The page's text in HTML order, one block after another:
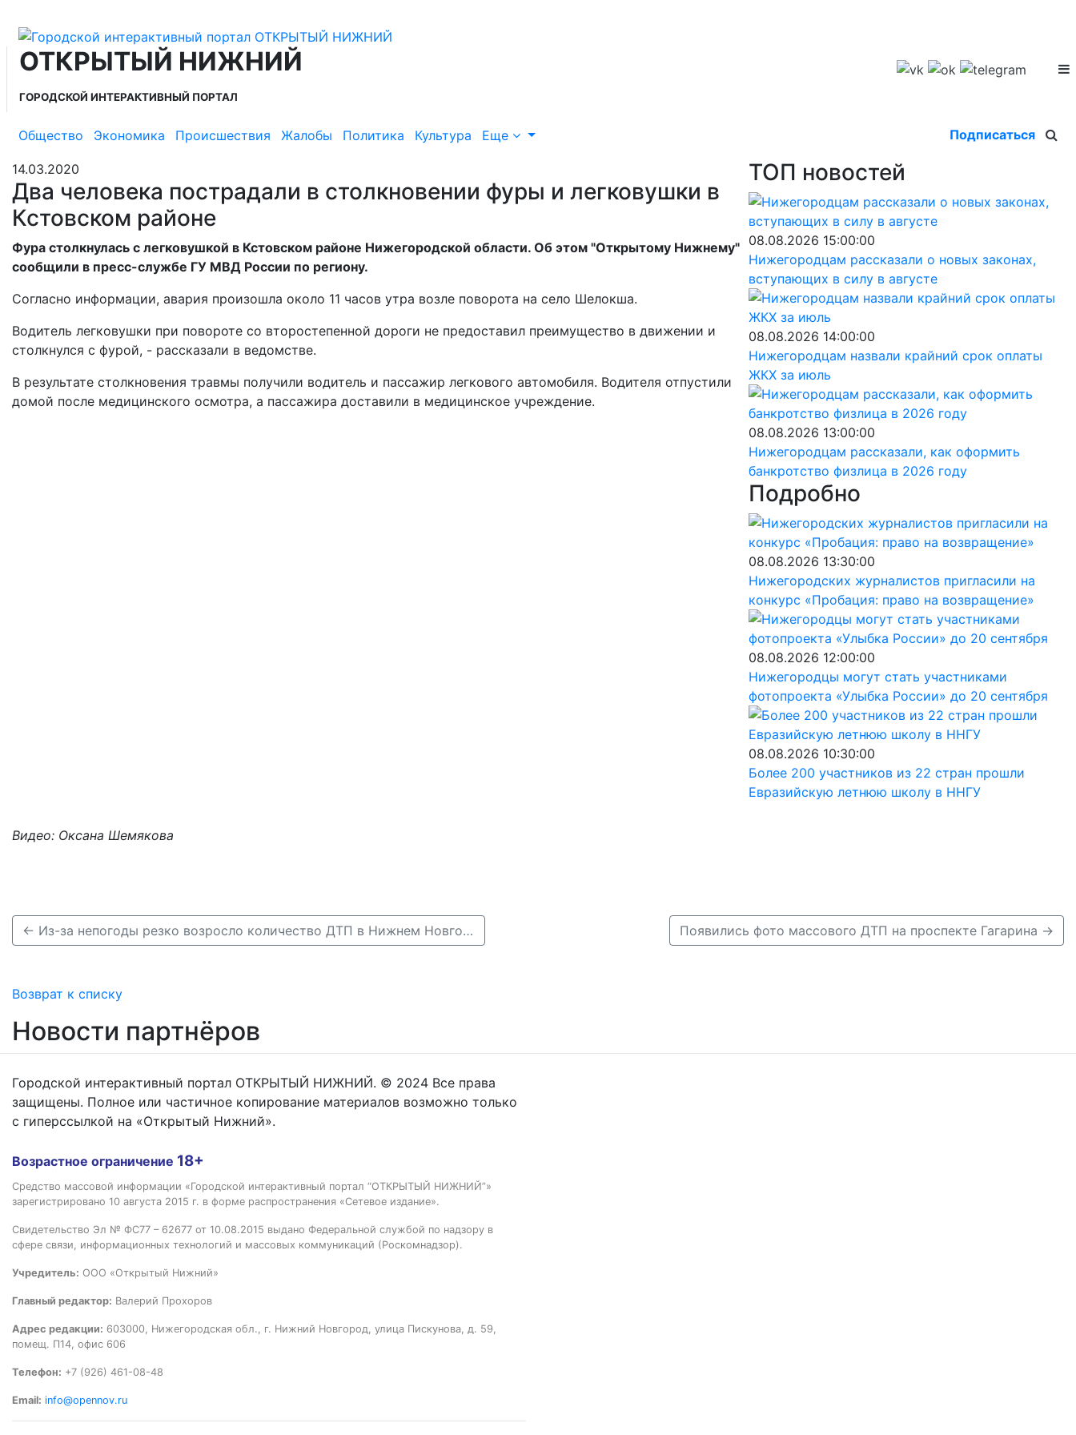
ОТКРЫТЫЙ НИЖНИЙ
ГОРОДСКОЙ ИНТЕРАКТИВНЫЙ ПОРТАЛ
Общество Экономика Происшествия Жалобы Политика Культура Еще Подписаться
14.03.2020
Два человека пострадали в столкновении фуры и легковушки в
Кстовском районе
Фура столкнулась с легковушкой в Кстовском районе Нижегородской области. Об этом "Открытому Нижнему"
сообщили в пресс-службе ГУ МВД России по региону.
Согласно информации, авария произошла около 11 часов утра возле поворота на село Шелокша.
Водитель легковушки при повороте со второстепенной дороги не предоставил преимущество в движении и
столкнулся с фурой, - рассказали в ведомстве.
В результате столкновения травмы получили водитель и пассажир легкового автомобиля. Водителя отпустили
домой после медицинского осмотра, а пассажира доставили в медицинское учреждение.
Видео: Оксана Шемякова
ТОП новостей
08.08.2026 15:00:00
Нижегородцам рассказали о новых законах,
вступающих в силу в августе
08.08.2026 14:00:00
Нижегородцам назвали крайний срок оплаты
ЖКХ за июль
08.08.2026 13:00:00
Нижегородцам рассказали, как оформить
банкротство физлица в 2026 году
Подробно
08.08.2026 13:30:00
Нижегородских журналистов пригласили на
конкурс «Пробация: право на возвращение»
08.08.2026 12:00:00
Нижегородцы могут стать участниками
фотопроекта «Улыбка России» до 20 сентября
08.08.2026 10:30:00
Более 200 участников из 22 стран прошли
Евразийскую летнюю школу в ННГУ
← Из-за непогоды резко возросло количество ДТП в Нижнем Новгороде Появились фото массового ДТП на проспекте Гагарина →
Возврат к списку
Новости партнёров
Городской интерактивный портал ОТКРЫТЫЙ НИЖНИЙ. © 2024 Все права
защищены. Полное или частичное копирование материалов возможно только
с гиперссылкой на «Открытый Нижний».
Возрастное ограничение 18+
Средство массовой информации «Городской интерактивный портал “ОТКРЫТЫЙ НИЖНИЙ”»
зарегистрировано 10 августа 2015 г. в форме распространения «Сетевое издание».
Свидетельство Эл № ФС77 – 62677 от 10.08.2015 выдано Федеральной службой по надзору в
сфере связи, информационных технологий и массовых коммуникаций (Роскомнадзор).
Учредитель: ООО «Открытый Нижний»
Главный редактор: Валерий Прохоров
Адрес редакции: 603000, Нижегородская обл., г. Нижний Новгород, улица Пискунова, д. 59,
помещ. П14, офис 606
Телефон: +7 (926) 461-08-48
Email: info@opennov.ru